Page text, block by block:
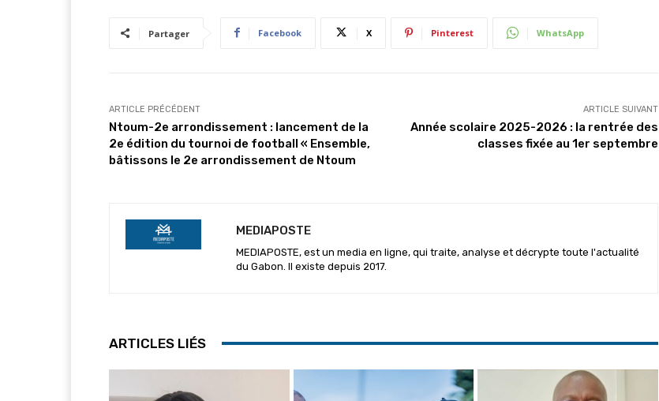
Partager Facebook X Pinterest WhatsApp
ARTICLE PRÉCÉDENT
Ntoum-2e arrondissement : lancement de la
2e édition du tournoi de football « Ensemble,
bâtissons le 2e arrondissement de Ntoum
ARTICLE SUIVANT
Année scolaire 2025-2026 : la rentrée des
classes fixée au 1er septembre
MEDIAPOSTE
MEDIAPOSTE, est un media en ligne, qui traite, analyse et décrypte toute l'actualité
du Gabon. Il existe depuis 2017.
ARTICLES LIÉS